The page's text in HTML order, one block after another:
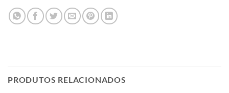
PRODUTOS RELACIONADOS